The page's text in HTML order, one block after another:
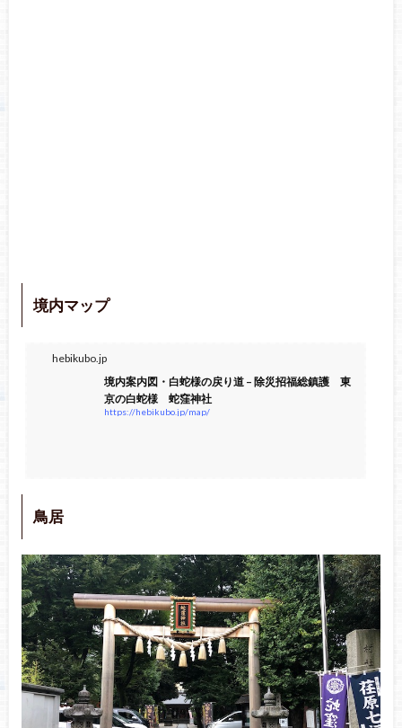
境内マップ
hebikubo.jp
境内案内図・白蛇様の戻り道 – 除災招福総鎮護 東
京の白蛇様 蛇窪神社
https://hebikubo.jp/map/
鳥居